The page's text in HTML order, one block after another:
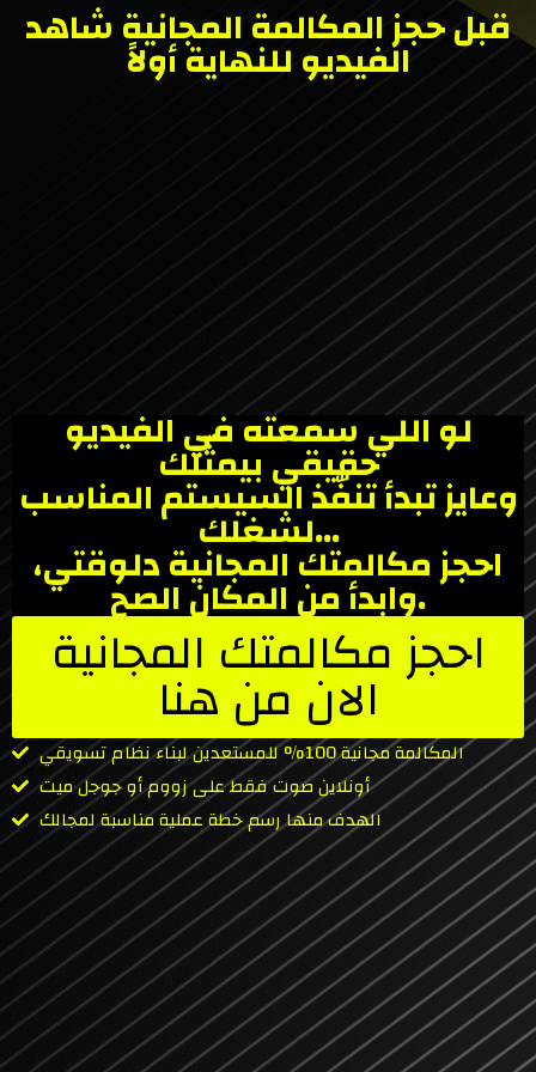
قبل حجز المكالمة المجانية شاهد
الفيديو للنهاية أولاً
لو اللي سمعته في الفيديو
حقيقي بيمثّلك
وعايز تبدأ تنفّذ السيستم المناسب
لشغلك…
احجز مكالمتك المجانية دلوقتي،
وابدأ من المكان الصح.
احجز مكالمتك المجانية
الان من هنا
المكالمة مجانية 100% للمستعدين لبناء نظام تسويقي
أونلاين صوت فقط على زووم أو جوجل ميت
الهدف منها رسم خطة عملية مناسبة لمجالك